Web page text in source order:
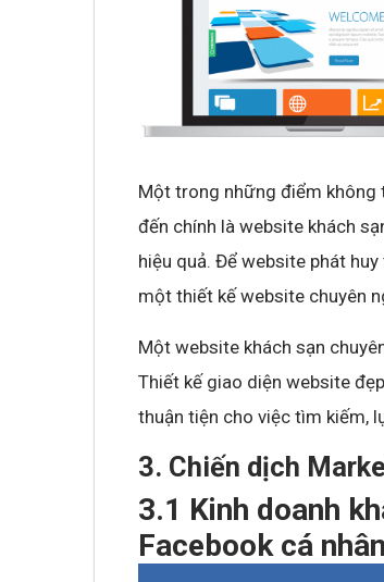
Một trong những điểm không
đến chính là website khách
hiệu quả. Để website phát
một thiết kế website chuyên
Một website khách sạn
Thiết kế giao diện website
thuận tiện cho việc tìm kiếm,
3. Chiến dịch
3.1 Kinh doanh
Facebook cá